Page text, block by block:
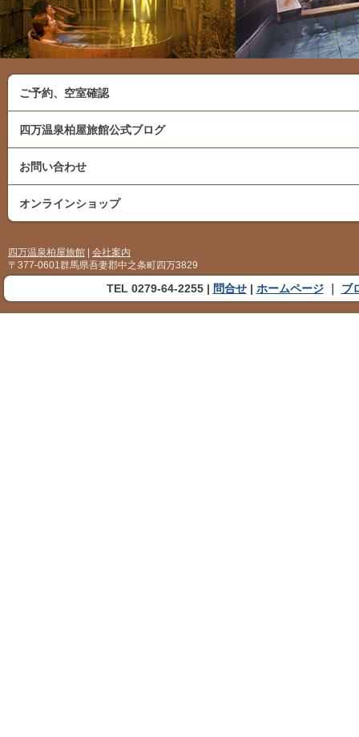
ご予約、空室確認
四万温泉柏屋旅館公式ブログ
お問い合わせ
オンラインショップ
四万温泉柏屋旅館
会社案内
〒377-0601群馬県吾妻郡中之条町四万3829
TEL 0279-64-2255 | 問合せ| ホームページ｜ ブ